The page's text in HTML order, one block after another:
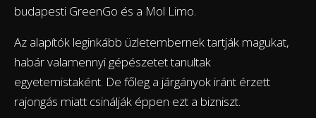
budapesti GreenGo és a Mol Limo.
Az alapítók leginkább üzletembernek tartják magukat,
habár valamennyi gépészetet tanultak
egyetemistaként. De főleg a járgányok iránt érzett
rajongás miatt csinálják éppen ezt a bizniszt.